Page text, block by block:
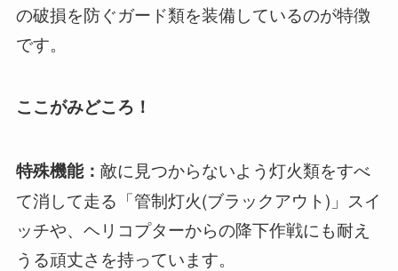
の破損を防ぐガード類を装備しているのが特徴
です。
ここがみどころ！
特殊機能： 敵に見つからないよう灯火類をすべ
て消して走る「管制灯火(ブラックアウト)」スイ
ッチや、ヘリコプターからの降下作戦にも耐え
うる頑丈さを持っています。